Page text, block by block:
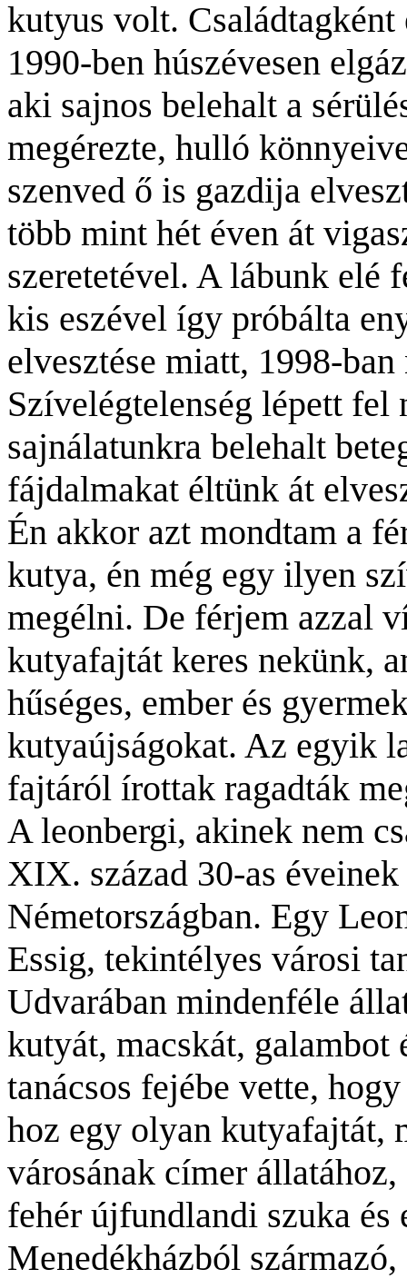
kutyus volt.
1990-ben húszévesen
aki sajnos belehalt a
megérezte, hulló
szenved ő is gazdija
több mint hét éven át
szeretetével. A lábunk elé
kis eszével így próbálta
elvesztése miatt, 1998-
Szívelégtelenség lépett fel
sajnálatunkra belehalt
fájdalmakat éltünk át
Én akkor azt mondtam a
kutya, én még egy ilyen
megélni. De férjem azzal
kutyafajtát keres nekünk,
hűséges, ember és
kutyaújságokat. Az egyik
fajtáról írottak ragadták
A leonbergi, akinek nem
XIX. század 30-as
Németországban. Egy
Essig, tekintélyes városi
Udvarában mindenféle
kutyát, macskát, galambot
tanácsos fejébe vette,
hoz egy olyan kutyafajtát,
városának címer
fehér újfundlandi szuka és
Menedékházból